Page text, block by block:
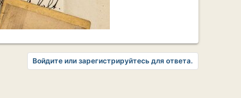
Войдите или зарегистрируйтесь для ответа.